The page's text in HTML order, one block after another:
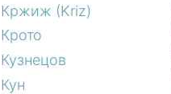
Кржиж (Kriz)
Крото
Кузнецов
Кун